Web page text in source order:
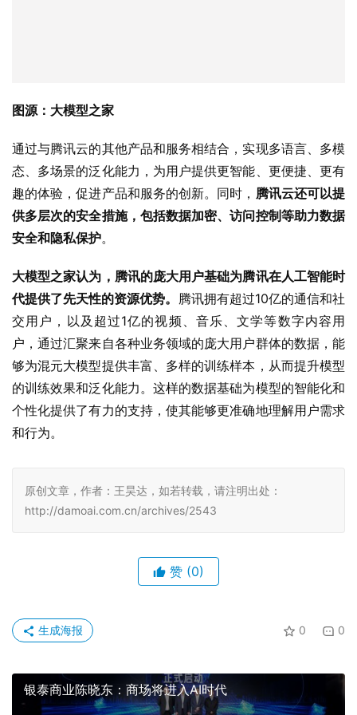
图源：大模型之家
通过与腾讯云的其他产品和服务相结合，实现多语言、多模
态、多场景的泛化能力，为用户提供更智能、更便捷、更有
趣的体验，促进产品和服务的创新。同时， 腾讯云还可以提
供多层次的安全措施，包括数据加密、访问控制等助力数据
安全和隐私保护。
大模型之家认为，腾讯的庞大用户基础为腾讯在人工智能时
代提供了先天性的资源优势。 腾讯拥有超过10亿的通信和社
交用户，以及超过1亿的视频、音乐、文学等数字内容用
户，通过汇聚来自各种业务领域的庞大用户群体的数据，能
够为混元大模型提供丰富、多样的训练样本，从而提升模型
的训练效果和泛化能力。这样的数据基础为模型的智能化和
个性化提供了有力的支持，使其能够更准确地理解用户需求
和行为。
原创文章，作者：王昊达，如若转载，请注明出处：
http://damoai.com.cn/archives/2543
赞 (0)
0 0
生成海报
银泰商业陈晓东：商场将进入AI时代